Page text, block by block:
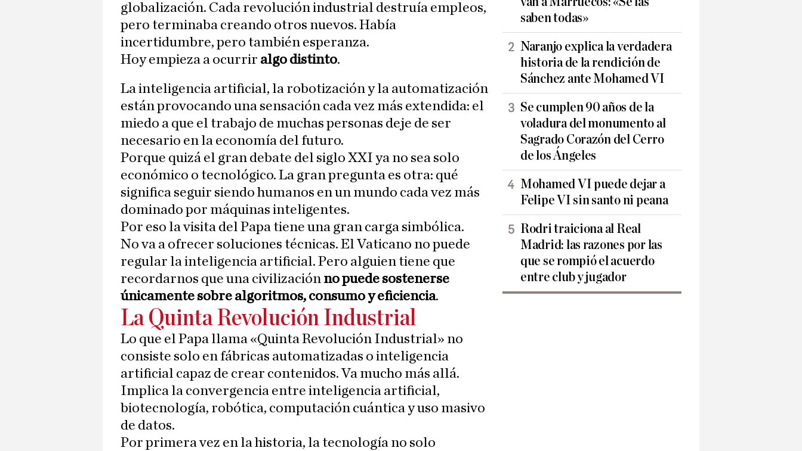
globalización. Cada revolución industrial destruía empleos,
pero terminaba creando otros nuevos. Había
incertidumbre, pero también esperanza.
Hoy empieza a ocurrir algo distinto.
La inteligencia artificial, la robotización y la automatización
están provocando una sensación cada vez más extendida: el
miedo a que el trabajo de muchas personas deje de ser
necesario en la economía del futuro.
Porque quizá el gran debate del siglo XXI ya no sea solo
económico o tecnológico. La gran pregunta es otra: qué
significa seguir siendo humanos en un mundo cada vez más
dominado por máquinas inteligentes.
Por eso la visita del Papa tiene una gran carga simbólica.
No va a ofrecer soluciones técnicas. El Vaticano no puede
regular la inteligencia artificial. Pero alguien tiene que
recordarnos que una civilización no puede sostenerse
únicamente sobre algoritmos, consumo y eficiencia.
La Quinta Revolución Industrial
Lo que el Papa llama «Quinta Revolución Industrial» no
consiste solo en fábricas automatizadas o inteligencia
artificial capaz de crear contenidos. Va mucho más allá.
Implica la convergencia entre inteligencia artificial,
biotecnología, robótica, computación cuántica y uso masivo
de datos.
Por primera vez en la historia, la tecnología no solo
saben todas»
Naranjo explica la verdadera
historia de la rendición de
Sánchez ante Mohamed VI
Se cumplen 90 años de la
voladura del monumento al
Sagrado Corazón del Cerro
de los Ángeles
Mohamed VI puede dejar a
Felipe VI sin santo ni peana
Rodri traiciona al Real
Madrid: las razones por las
que se rompió el acuerdo
entre club y jugador